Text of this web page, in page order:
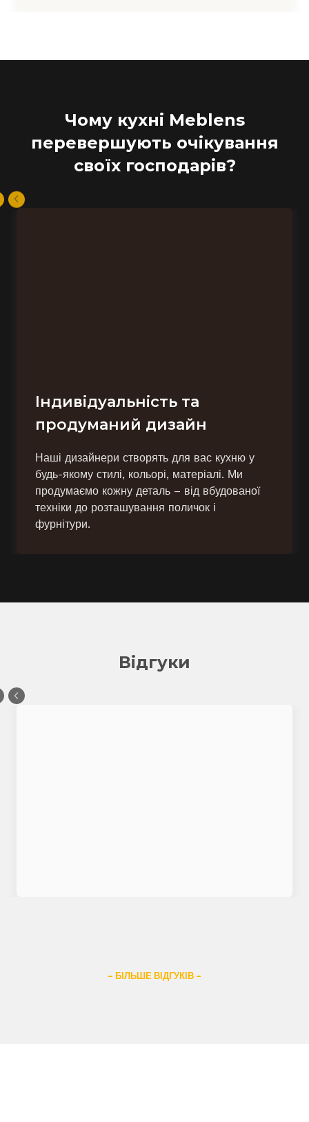
Чому кухні Meblens
перевершують очікування
своїх господарів?
Індивідуальність та
продуманий дизайн
Наші дизайнери створять для вас кухню у
будь-якому стилі, кольорі, матеріалі. Ми
продумаємо кожну деталь – від вбудованої
техніки до розташування поличок і
фурнітури.
Відгуки
– БІЛЬШЕ ВІДГУКІВ –